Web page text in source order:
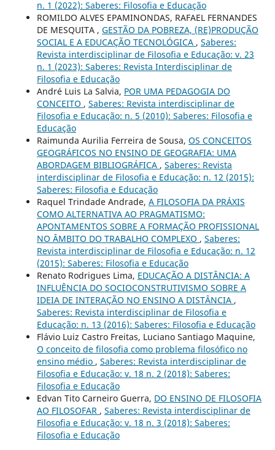
n. 1 (2022): Saberes: Filosofia e Educação
ROMILDO ALVES EPAMINONDAS, RAFAEL FERNANDES
DE MESQUITA , GESTÃO DA POBREZA, (RE)PRODUÇÃO
SOCIAL E A EDUCAÇÃO TECNOLÓGICA , Saberes:
Revista interdisciplinar de Filosofia e Educação: v. 23
n. 1 (2023): Saberes: Revista Interdisciplinar de
Filosofia e Educação
André Luis La Salvia, POR UMA PEDAGOGIA DO
CONCEITO , Saberes: Revista interdisciplinar de
Filosofia e Educação: n. 5 (2010): Saberes: Filosofia e
Educação
Raimunda Aurilia Ferreira de Sousa, OS CONCEITOS
GEOGRÁFICOS NO ENSINO DE GEOGRAFIA: UMA
ABORDAGEM BIBLIOGRÁFICA , Saberes: Revista
interdisciplinar de Filosofia e Educação: n. 12 (2015):
Saberes: Filosofia e Educação
Raquel Trindade Andrade, A FILOSOFIA DA PRÁXIS
COMO ALTERNATIVA AO PRAGMATISMO:
APONTAMENTOS SOBRE A FORMAÇÃO PROFISSIONAL
NO ÂMBITO DO TRABALHO COMPLEXO , Saberes:
Revista interdisciplinar de Filosofia e Educação: n. 12
(2015): Saberes: Filosofia e Educação
Renato Rodrigues Lima, EDUCAÇÃO A DISTÂNCIA: A
INFLUÊNCIA DO SOCIOCONSTRUTIVISMO SOBRE A
IDEIA DE INTERAÇÃO NO ENSINO A DISTÂNCIA ,
Saberes: Revista interdisciplinar de Filosofia e
Educação: n. 13 (2016): Saberes: Filosofia e Educação
Flávio Luiz Castro Freitas, Luciano Santiago Maquine,
O conceito de filosofia como problema filosófico no
ensino médio , Saberes: Revista interdisciplinar de
Filosofia e Educação: v. 18 n. 2 (2018): Saberes:
Filosofia e Educação
Edvan Tito Carneiro Guerra, DO ENSINO DE FILOSOFIA
AO FILOSOFAR , Saberes: Revista interdisciplinar de
Filosofia e Educação: v. 18 n. 3 (2018): Saberes:
Filosofia e Educação